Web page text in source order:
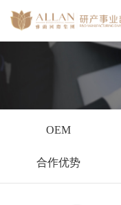
OEM
合作优势